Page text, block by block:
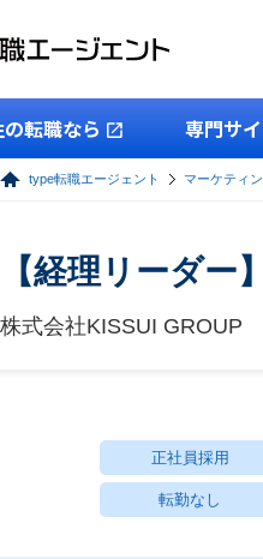
転職なら 専門サ
type転職エージェント マーケティ
【経理リーダー
株式会社KISSUI GROUP
正社員採用
転勤なし